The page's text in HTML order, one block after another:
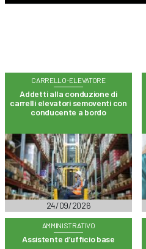
CARRELLO-ELEVATORE
Addetti alla conduzione di
carrelli elevatori semoventi con
conducente a bordo
24/09/2026
AMMINISTRATIVO
Assistente d’ufficio base